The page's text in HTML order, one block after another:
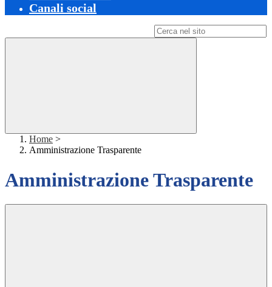
Canali social
Home >
Amministrazione Trasparente
Amministrazione Trasparente